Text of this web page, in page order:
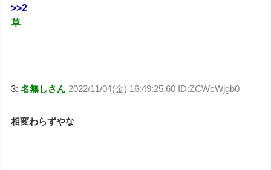
>>2
草
3:名無しさん 2022/11/04(金) 16:49:25.60 ID:ZCWcWjgb0
相変わらずやな